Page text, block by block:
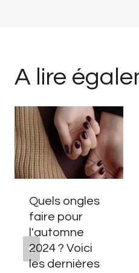
A lire
Quels ongles
faire pour
l'automne
2024 ? Voici
les dernières